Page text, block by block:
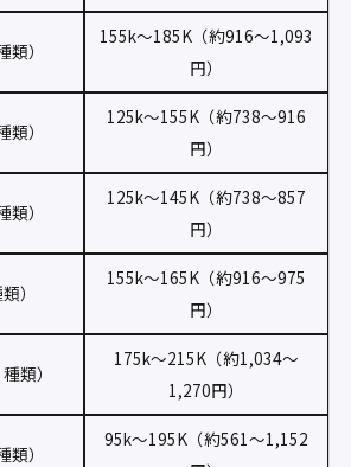
）
155k〜185K（約916〜1,093
円）
）
125k〜155K（約738〜916
円）
）
125k〜145K（約738〜857
円）
）
155k〜165K（約916〜975
円）
類）
175k〜215K（約1,034〜
1,270円）
）
95k〜195K（約561〜1,152